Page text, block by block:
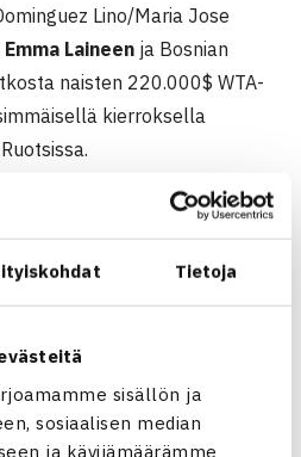
Tietoja
sisällön ja
sosiaalisen median
ja kävijämäärämme
Lino/Maria Jose
Emma Laineen ja Bosnian
naisten 220.000$ WTA-
kierroksella
Lino/Maria Jose Martinez
Jugic-Salkic Bosnia ja
verkossa